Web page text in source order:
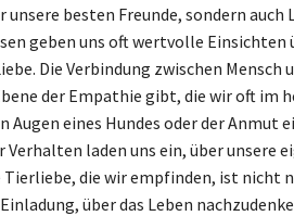
unsere besten Freunde, sondern
geben uns oft wertvolle Einsichten
Die Verbindung zwischen Mensch
der Empathie gibt, die wir oft im
Augen eines Hundes oder der Anmut
Verhalten laden uns ein, über unsere
Tierliebe, die wir empfinden, ist nicht
über das Leben